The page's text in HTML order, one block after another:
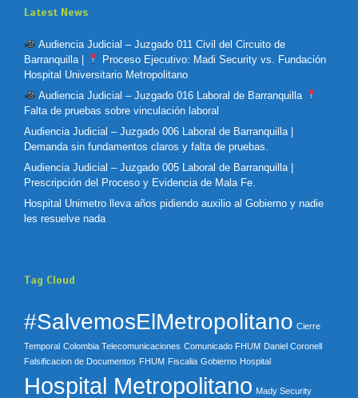
Latest News
Audiencia Judicial – Juzgado 011 Civil del Circuito de
Barranquilla |
Proceso Ejecutivo: Madi Security vs. Fundación
Hospital Universitario Metropolitano
Audiencia Judicial – Juzgado 016 Laboral de Barranquilla
Falta de pruebas sobre vinculación laboral
Audiencia Judicial – Juzgado 006 Laboral de Barranquilla |
Demanda sin fundamentos claros y falta de pruebas.
Audiencia Judicial – Juzgado 005 Laboral de Barranquilla |
Prescripción del Proceso y Evidencia de Mala Fe.
Hospital Unimetro lleva años pidiendo auxilio al Gobierno y nadie
les resuelve nada
Tag Cloud
#SalvemosElMetropolitano Cierre
Temporal Colombia Telecomunicaciones Comunicado FHUM Daniel Coronell
Falsificacion de Documentos FHUM Fiscalia Gobierno Hospital
Hospital Metropolitano Mady Security